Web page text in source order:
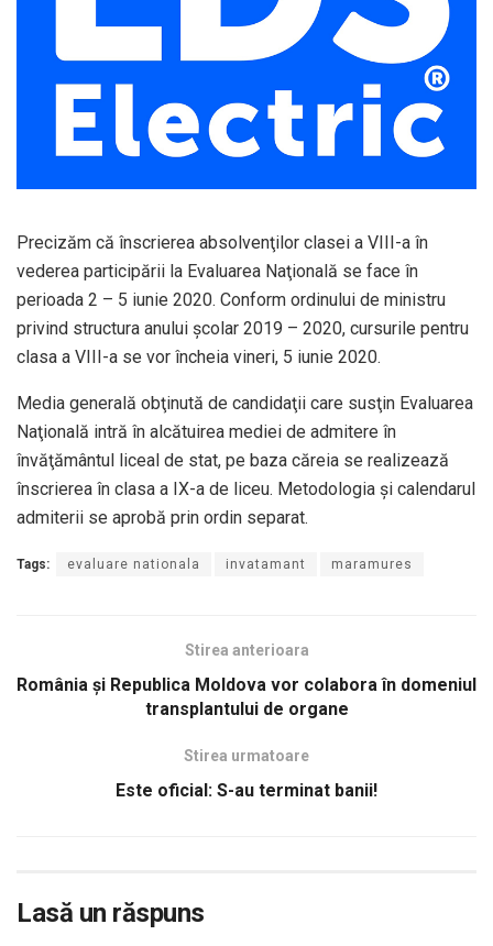
Precizăm că înscrierea absolvenţilor clasei a VIII-a în
vederea participării la Evaluarea Naţională se face în
perioada 2 – 5 iunie 2020. Conform ordinului de ministru
privind structura anului şcolar 2019 – 2020, cursurile pentru
clasa a VIII-a se vor încheia vineri, 5 iunie 2020.
Media generală obţinută de candidaţii care susţin Evaluarea
Naţională intră în alcătuirea mediei de admitere în
învăţământul liceal de stat, pe baza căreia se realizează
înscrierea în clasa a IX-a de liceu. Metodologia şi calendarul
admiterii se aprobă prin ordin separat.
Tags: evaluare nationala invatamant maramures
Stirea anterioara
România și Republica Moldova vor colabora în domeniul
transplantului de organe
Stirea urmatoare
Este oficial: S-au terminat banii!
Lasă un răspuns